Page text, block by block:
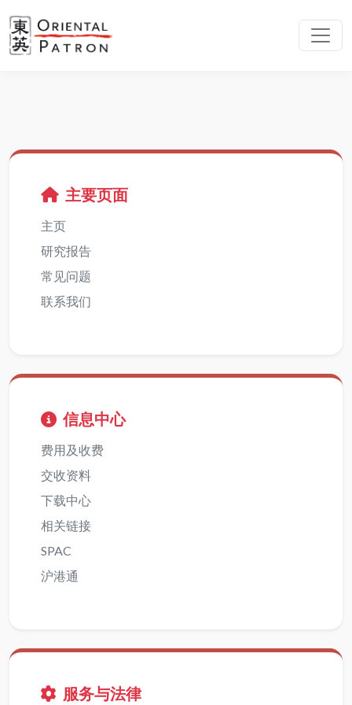
主要页面
主页
研究报告
常见问题
联系我们
信息中心
费用及收费
交收资料
下载中心
相关链接
SPAC
沪港通
服务与法律